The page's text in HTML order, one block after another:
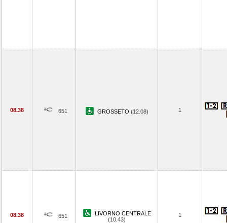
08.38 651 GROSSETO (12.08) 1
08.38 651
LIVORNO CENTRALE
(10.43)
1